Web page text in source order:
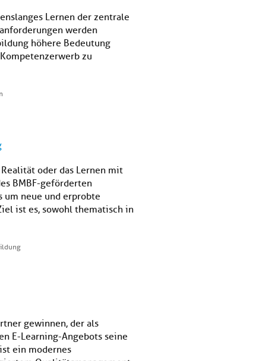
Lernen der zentrale
werden
höhere Bedeutung
zu
oder das Lernen mit
BMBF-geförderten
neue und erprobte
ist es, sowohl thematisch in
gewinnen, der als
E-Learning-Angebots seine
ein modernes